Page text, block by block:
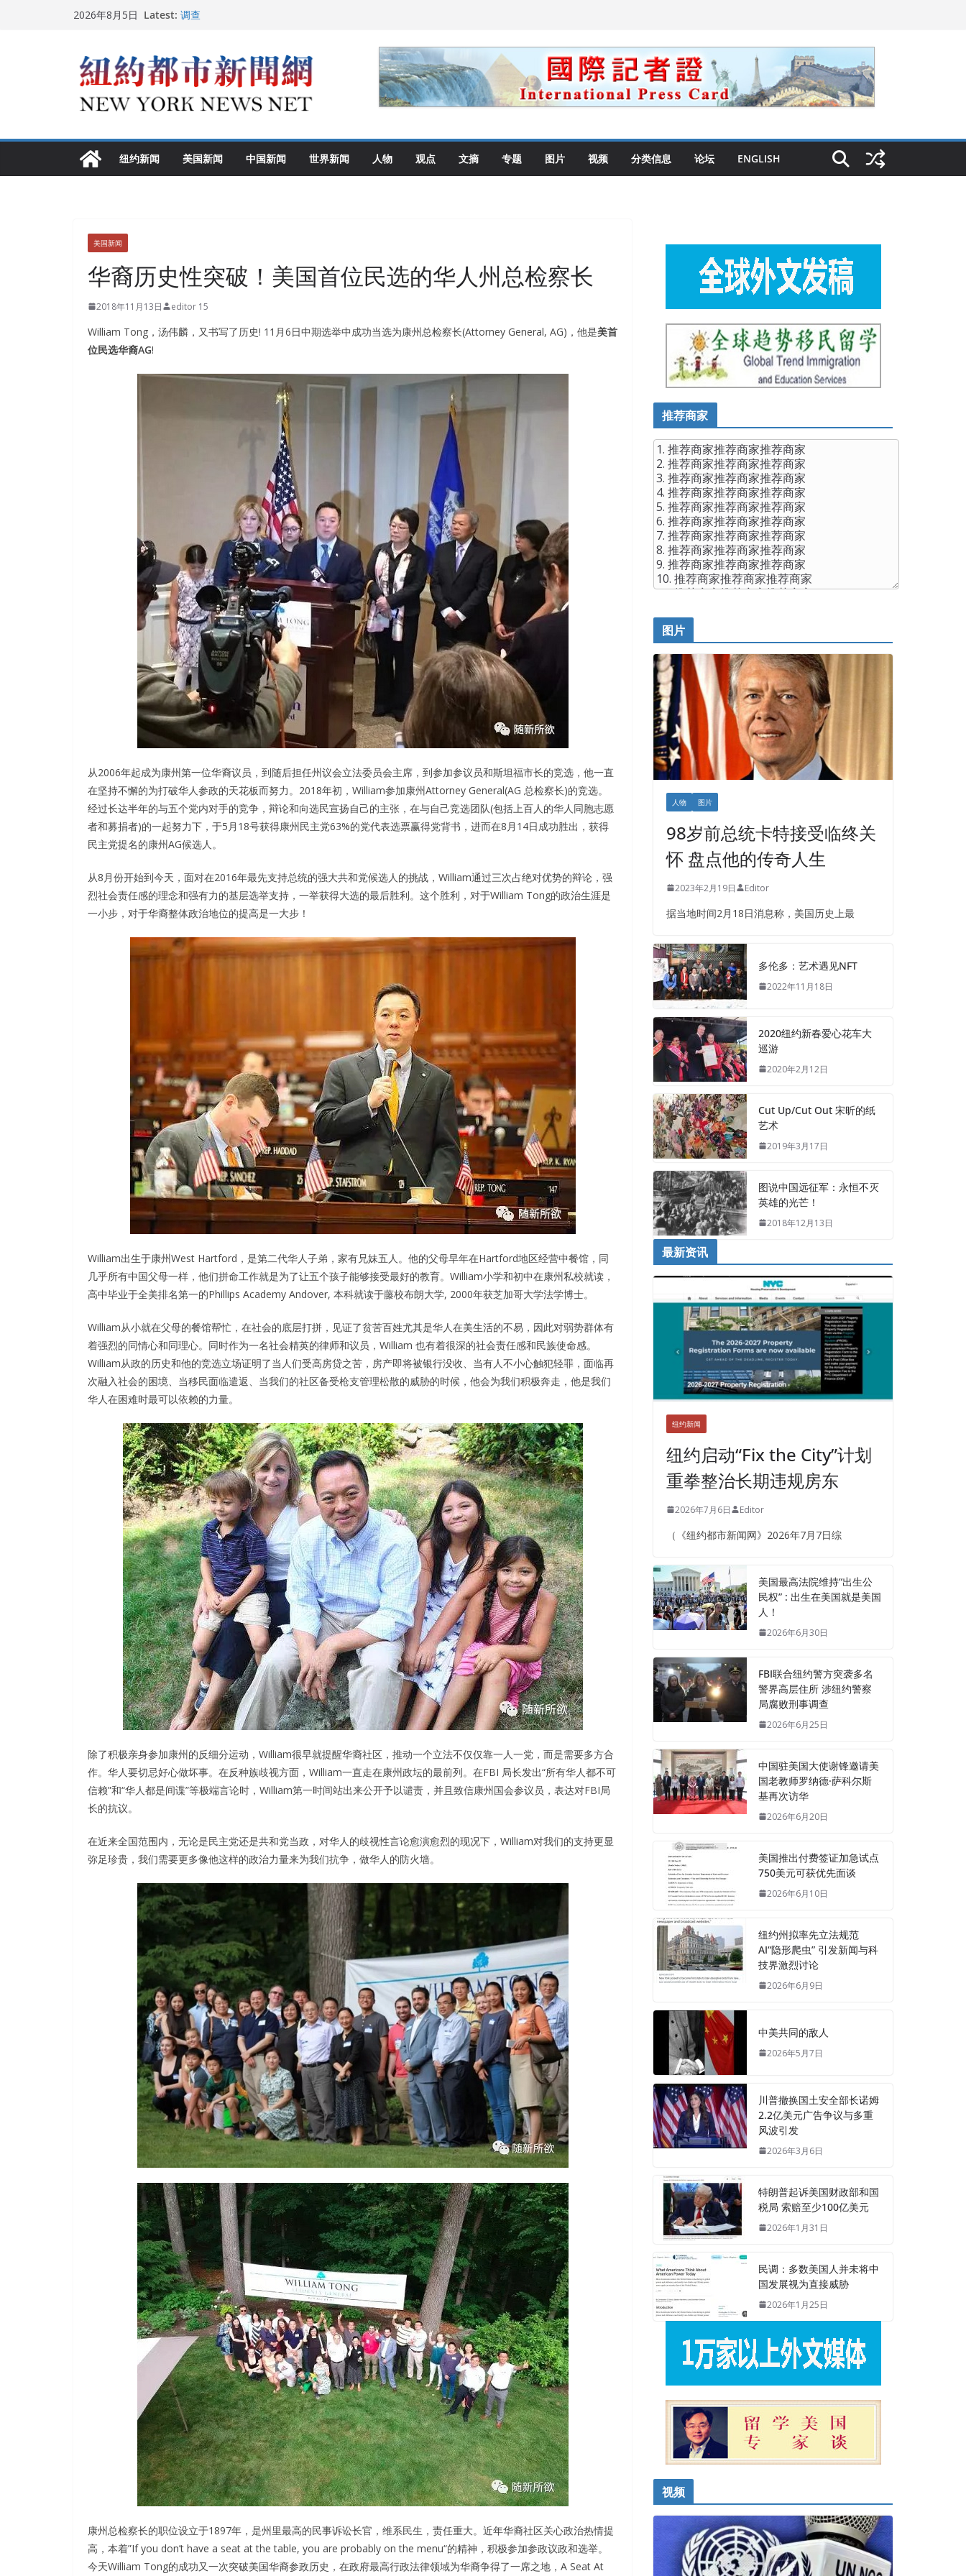
2026年8月5日 Latest: FBI联合纽约警方突袭多名警界高层住所 涉纽约警察局腐败刑事
美国推出付费签证加急试点 750美元可获优先面谈
纽约启动“Fix the City”计划 重拳整治长期违规房东
美国最高法院维持“出生公民权” : 出生在美国就是美国人！
纽约新闻 美国新闻 中国新闻 世界新闻 人物 观点 文摘 专题 图片 视频 分类信息 论坛 ENGLISH
美国新闻
华裔历史性突破！美国首位民选的华人州总检察长
2018年11月13日 editor 15
William Tong，汤伟麟，又书写了历史! 11月6日中期选举中成功当选为康州总检察长(Attorney General, AG)，他是美首
位民选华裔AG!
从2006年起成为康州第一位华裔议员，到随后担任州议会立法委员会主席，到参加参议员和斯坦福市长的竞选，他一直
在坚持不懈的为打破华人参政的天花板而努力。2018年初，William参加康州Attorney General(AG 总检察长)的竞选。
经过长达半年的与五个党内对手的竞争，辩论和向选民宣扬自己的主张，在与自己竞选团队(包括上百人的华人同胞志愿
者和募捐者)的一起努力下，于5月18号获得康州民主党63%的党代表选票赢得党背书，进而在8月14日成功胜出，获得
民主党提名的康州AG候选人。
从8月份开始到今天，面对在2016年最先支持总统的强大共和党候选人的挑战，William通过三次占绝对优势的辩论，强
烈社会责任感的理念和强有力的基层选举支持，一举获得大选的最后胜利。这个胜利，对于William Tong的政治生涯是
一小步，对于华裔整体政治地位的提高是一大步！
William出生于康州West Hartford，是第二代华人子弟，家有兄妹五人。他的父母早年在Hartford地区经营中餐馆，同
几乎所有中国父母一样，他们拼命工作就是为了让五个孩子能够接受最好的教育。William小学和初中在康州私校就读，
高中毕业于全美排名第一的Phillips Academy Andover, 本科就读于藤校布朗大学, 2000年获芝加哥大学法学博士。
William从小就在父母的餐馆帮忙，在社会的底层打拼，见证了贫苦百姓尤其是华人在美生活的不易，因此对弱势群体有
着强烈的同情心和同理心。同时作为一名社会精英的律师和议员，William 也有着很深的社会责任感和民族使命感。
William从政的历史和他的竞选立场证明了当人们受高房贷之苦，房产即将被银行没收、当有人不小心触犯轻罪，面临再
次融入社会的困境、当移民面临遣返、当我们的社区备受枪支管理松散的威胁的时候，他会为我们积极奔走，他是我们
华人在困难时最可以依赖的力量。
除了积极亲身参加康州的反细分运动，William很早就提醒华裔社区，推动一个立法不仅仅靠一人一党，而是需要多方合
作。华人要切忌好心做坏事。在反种族歧视方面，William一直走在康州政坛的最前列。在FBI 局长发出“所有华人都不可
信赖”和“华人都是间谍”等极端言论时，William第一时间站出来公开予以谴责，并且致信康州国会参议员，表达对FBI局
长的抗议。
在近来全国范围内，无论是民主党还是共和党当政，对华人的歧视性言论愈演愈烈的现况下，William对我们的支持更显
弥足珍贵，我们需要更多像他这样的政治力量来为我们抗争，做华人的防火墙。
康州总检察长的职位设立于1897年，是州里最高的民事诉讼长官，维系民生，责任重大。近年华裔社区关心政治热情提
高，本着”If you don’t have a seat at the table, you are probably on the menu“的精神，积极参加参政议政和选举。
今天William Tong的成功又一次突破美国华裔参政历史，在政府最高行政法律领域为华裔争得了一席之地，A Seat At
推荐商家
图片
人物 图片
98岁前总统卡特接受临终关
怀 盘点他的传奇人生
2023年2月19日 Editor
据当地时间2月18日消息称，美国历史上最
多伦多：艺术遇见NFT
2022年11月18日
2020纽约新春爱心花车大
巡游
2020年2月12日
Cut Up/Cut Out 宋昕的纸
艺术
2019年3月17日
图说中国远征军：永恒不灭
英雄的光芒！
2018年12月13日
最新资讯
纽约新闻
纽约启动“Fix the City”计划
重拳整治长期违规房东
2026年7月6日 Editor
（《纽约都市新闻网》2026年7月7日综
美国最高法院维持“出生公
民权” : 出生在美国就是美国
人！
2026年6月30日
FBI联合纽约警方突袭多名
警界高层住所 涉纽约警察
局腐败刑事调查
2026年6月25日
中国驻美国大使谢锋邀请美
国老教师罗纳德·萨科尔斯
基再次访华
2026年6月20日
美国推出付费签证加急试点
750美元可获优先面谈
2026年6月10日
纽约州拟率先立法规范
AI“隐形爬虫” 引发新闻与科
技界激烈讨论
2026年6月9日
中美共同的敌人
2026年5月7日
川普撤换国土安全部长诺姆
2.2亿美元广告争议与多重
风波引发
2026年3月6日
特朗普起诉美国财政部和国
税局 索赔至少100亿美元
2026年1月31日
民调：多数美国人并未将中
国发展视为直接威胁
2026年1月25日
视频